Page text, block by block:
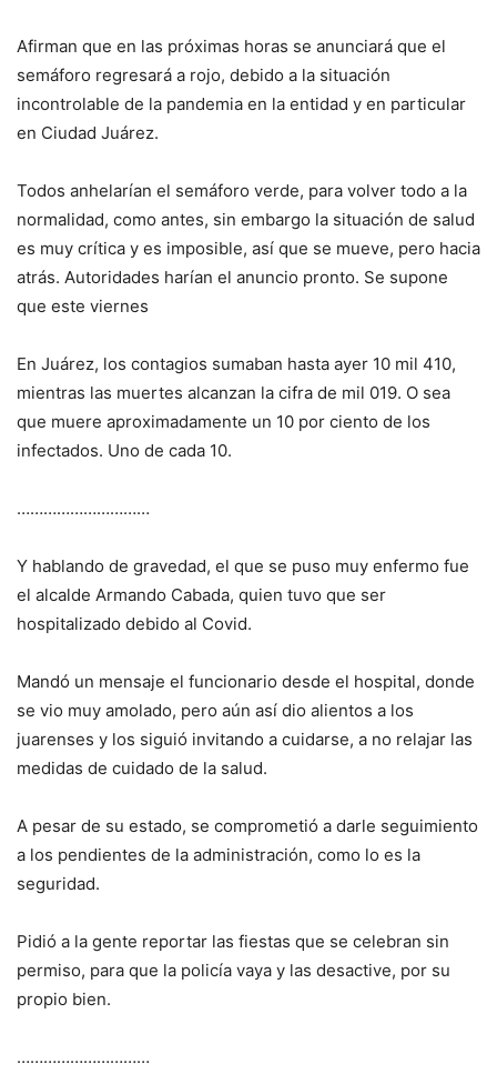
Afirman que en las próximas horas se anunciará que el
semáforo regresará a rojo, debido a la situación
incontrolable de la pandemia en la entidad y en particular
en Ciudad Juárez.
Todos anhelarían el semáforo verde, para volver todo a la
normalidad, como antes, sin embargo la situación de salud
es muy crítica y es imposible, así que se mueve, pero hacia
atrás. Autoridades harían el anuncio pronto. Se supone
que este viernes
En Juárez, los contagios sumaban hasta ayer 10 mil 410,
mientras las muertes alcanzan la cifra de mil 019. O sea
que muere aproximadamente un 10 por ciento de los
infectados. Uno de cada 10.
…………………………
Y hablando de gravedad, el que se puso muy enfermo fue
el alcalde Armando Cabada, quien tuvo que ser
hospitalizado debido al Covid.
Mandó un mensaje el funcionario desde el hospital, donde
se vio muy amolado, pero aún así dio alientos a los
juarenses y los siguió invitando a cuidarse, a no relajar las
medidas de cuidado de la salud.
A pesar de su estado, se comprometió a darle seguimiento
a los pendientes de la administración, como lo es la
seguridad.
Pidió a la gente reportar las fiestas que se celebran sin
permiso, para que la policía vaya y las desactive, por su
propio bien.
…………………………